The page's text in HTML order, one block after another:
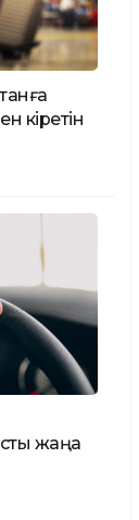
кіретін
жаңа